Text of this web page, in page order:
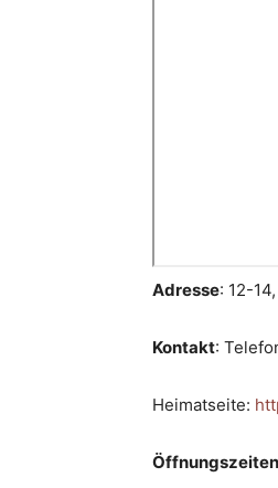
Adresse: 12-
Kontakt:
Heimatseite:
Öffnungszeiten